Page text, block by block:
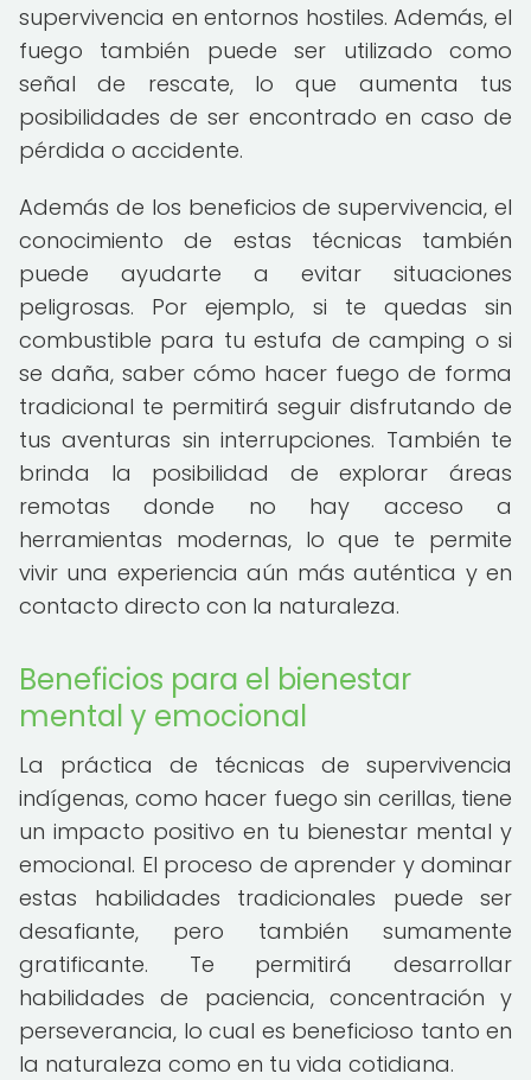
supervivencia en entornos hostiles. Además, el
fuego también puede ser utilizado como
señal de rescate, lo que aumenta tus
posibilidades de ser encontrado en caso de
pérdida o accidente.
Además de los beneficios de supervivencia, el
conocimiento de estas técnicas también
puede ayudarte a evitar situaciones
peligrosas. Por ejemplo, si te quedas sin
combustible para tu estufa de camping o si
se daña, saber cómo hacer fuego de forma
tradicional te permitirá seguir disfrutando de
tus aventuras sin interrupciones. También te
brinda la posibilidad de explorar áreas
remotas donde no hay acceso a
herramientas modernas, lo que te permite
vivir una experiencia aún más auténtica y en
contacto directo con la naturaleza.
Beneficios para el bienestar
mental y emocional
La práctica de técnicas de supervivencia
indígenas, como hacer fuego sin cerillas, tiene
un impacto positivo en tu bienestar mental y
emocional. El proceso de aprender y dominar
estas habilidades tradicionales puede ser
desafiante, pero también sumamente
gratificante. Te permitirá desarrollar
habilidades de paciencia, concentración y
perseverancia, lo cual es beneficioso tanto en
la naturaleza como en tu vida cotidiana.